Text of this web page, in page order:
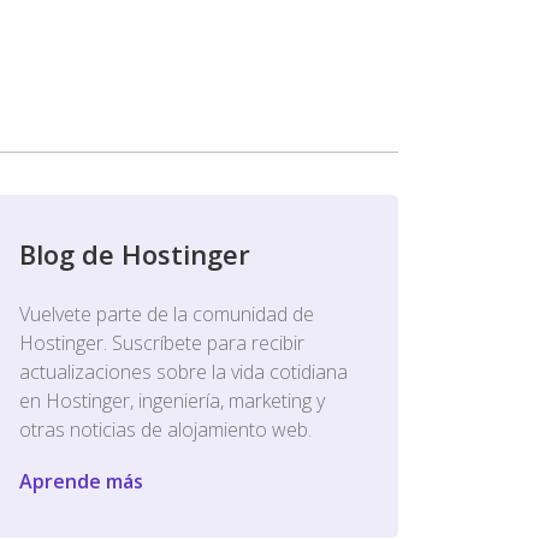
Blog de Hostinger
Vuelvete parte de la comunidad de
Hostinger. Suscríbete para recibir
actualizaciones sobre la vida cotidiana
en Hostinger, ingeniería, marketing y
otras noticias de alojamiento web.
Aprende más